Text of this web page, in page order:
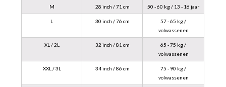
M 28 inch / 71 cm 50 - 60 kg / 13 - 16 jaar
L 30 inch / 76 cm
57 - 65 kg /
volwassenen
XL / 2L 32 inch / 81 cm
65 - 75 kg /
volwassenen
XXL / 3L 34 inch / 86 cm
75 - 90 kg /
volwassenen